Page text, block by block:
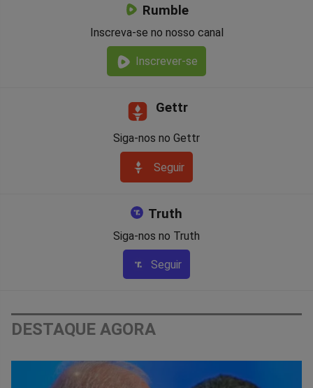
Rumble
Inscreva-se no nosso canal
Inscrever-se
Gettr
Siga-nos no Gettr
Seguir
Truth
Siga-nos no Truth
Seguir
DESTAQUE AGORA